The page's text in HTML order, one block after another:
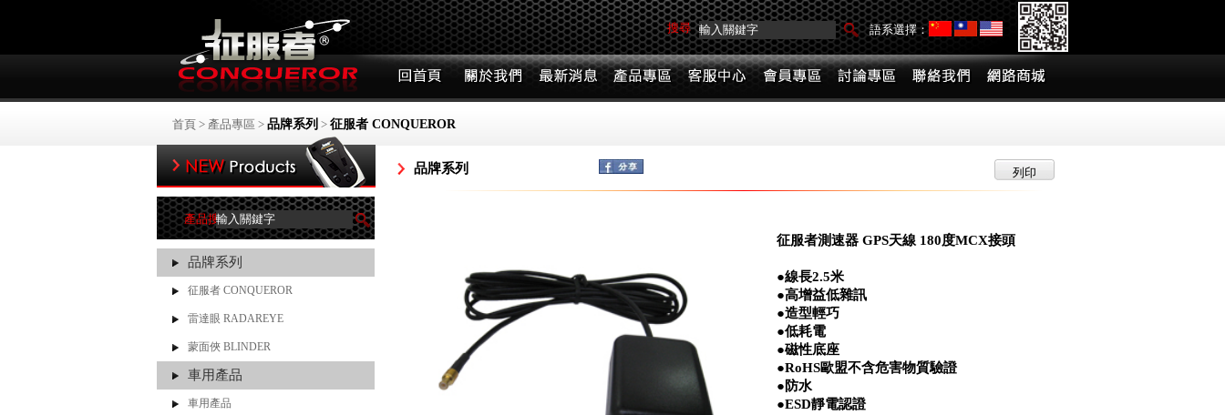
搜尋 語系選擇：
首頁 > 產品專區 > 品牌系列 > 征服者 CONQUEROR
產品搜尋
品牌系列
征服者 CONQUEROR
雷達眼 RADAREYE
蒙面俠 BLINDER
車用產品
車用產品
品牌系列 列印
征服者測速器 GPS天線 180度MCX接頭
●線長2.5米
●高增益低雜訊
●造型輕巧
●低耗電
●磁性底座
●RoHS歐盟不含危害物質驗證
●防水
●ESD靜電認證